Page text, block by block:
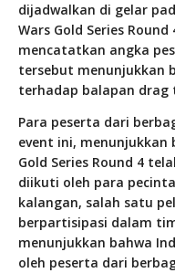
dijadwalkan di gelar
Wars Gold Series
mencatatkan angka
tersebut menunjukkan
terhadap balapan drag
Para peserta dari
event ini, menunjukkan
Gold Series Round 4
diikuti oleh para
kalangan, salah satu
berpartisipasi dalam
menunjukkan bahwa
oleh peserta dari